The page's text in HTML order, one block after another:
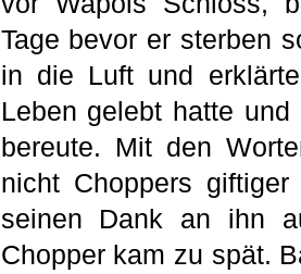
Tage bevor er sterben
in die Luft und
Leben gelebt hatte
bereute. Mit den
nicht Choppers
seinen Dank an ihn
Chopper kam zu spät.